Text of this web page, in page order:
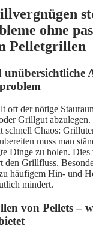
ohne
Pelletgrillen
unübersichtliche
oft der nötige
Grillgut abzulegen.
schnell Chaos:
muss man
Dinge zu holen. Dies
den Grillfluss.
häufigem Hin- und
mindert.
von Pellets –